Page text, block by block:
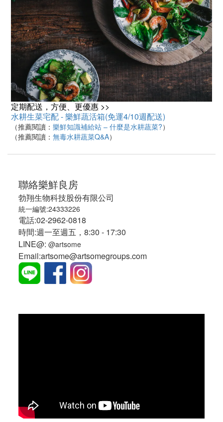
定期配送，方便、更優惠 >>
水耕生菜宅配 - 樂鮮蔬活箱(免運4/10週配送)
（推薦閱讀： 樂鮮知識補給站 – 什麼是水耕蔬菜?）
（推薦閱讀： 無毒水耕蔬菜Q&A）
聯絡樂鮮良房
勃翔生物科技股份有限公司
統一編號:24333226
電話:02-2962-0818
時間:週一至週五，8:30 - 17:30
LINE@: @artsome
Email:artsome@artsomegroups.com